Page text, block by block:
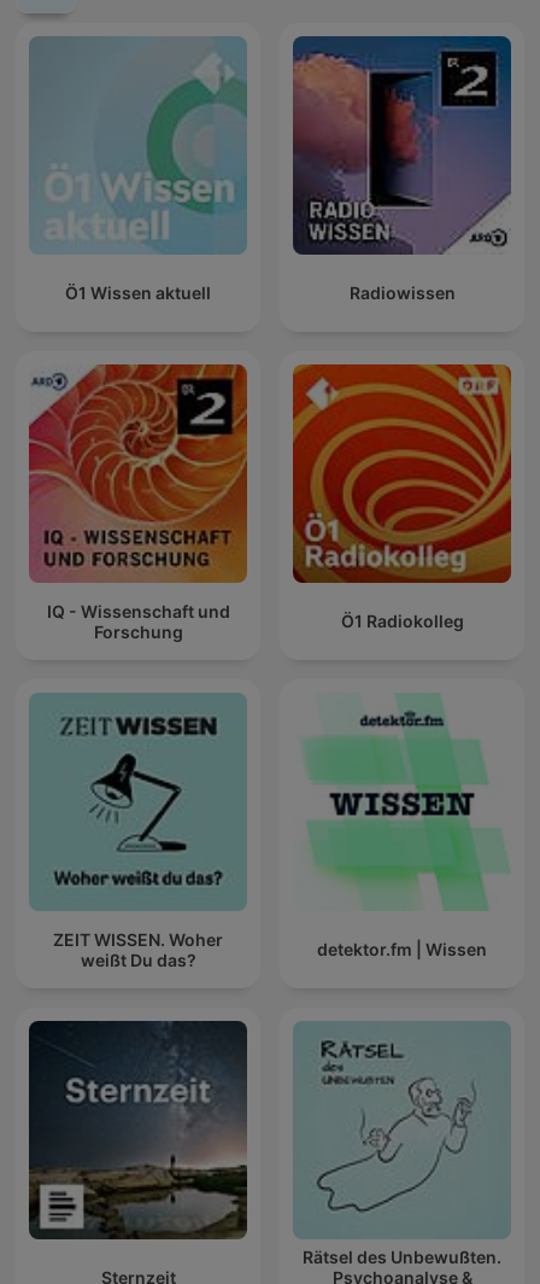
Ö1 Wissen aktuell Radiowissen
IQ - Wissenschaft und
Forschung
Ö1 Radiokolleg
ZEIT WISSEN. Woher
weißt Du das?
detektor.fm | Wissen
Sternzeit
Rätsel des Unbewußten.
Psychoanalyse &